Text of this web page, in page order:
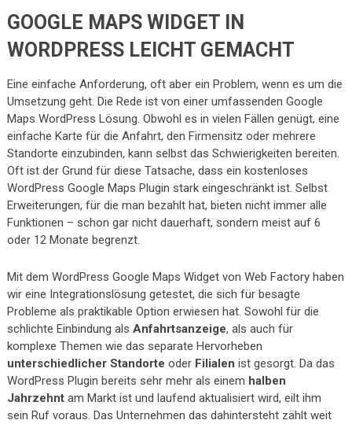
GOOGLE MAPS WIDGET IN
WORDPRESS LEICHT GEMACHT
Eine einfache Anforderung, oft aber ein Problem, wenn es um die
Umsetzung geht. Die Rede ist von einer umfassenden Google
Maps WordPress Lösung. Obwohl es in vielen Fällen genügt, eine
einfache Karte für die Anfahrt, den Firmensitz oder mehrere
Standorte einzubinden, kann selbst das Schwierigkeiten bereiten.
Oft ist der Grund für diese Tatsache, dass ein kostenloses
WordPress Google Maps Plugin stark eingeschränkt ist. Selbst
Erweiterungen, für die man bezahlt hat, bieten nicht immer alle
Funktionen – schon gar nicht dauerhaft, sondern meist auf 6
oder 12 Monate begrenzt.
Mit dem WordPress Google Maps Widget von Web Factory haben
wir eine Integrationslösung getestet, die sich für besagte
Probleme als praktikable Option erwiesen hat. Sowohl für die
schlichte Einbindung als Anfahrtsanzeige, als auch für
komplexe Themen wie das separate Hervorheben
unterschiedlicher Standorte oder Filialen ist gesorgt. Da das
WordPress Plugin bereits sehr mehr als einem halben
Jahrzehntam Markt ist und laufend aktualisiert wird, eilt ihm
sein Ruf voraus. Das Unternehmen das dahintersteht zählt weit